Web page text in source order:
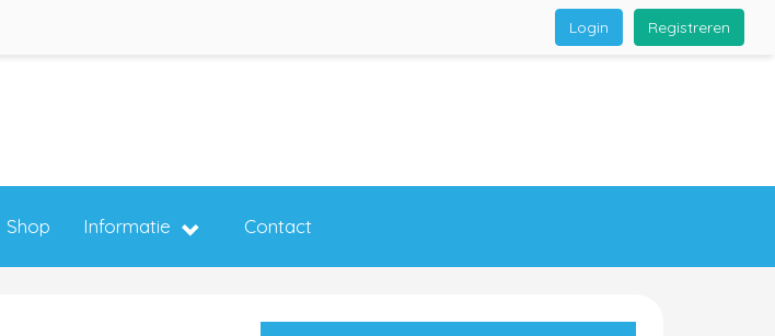
Registreren
Login
Shop Informatie Contact